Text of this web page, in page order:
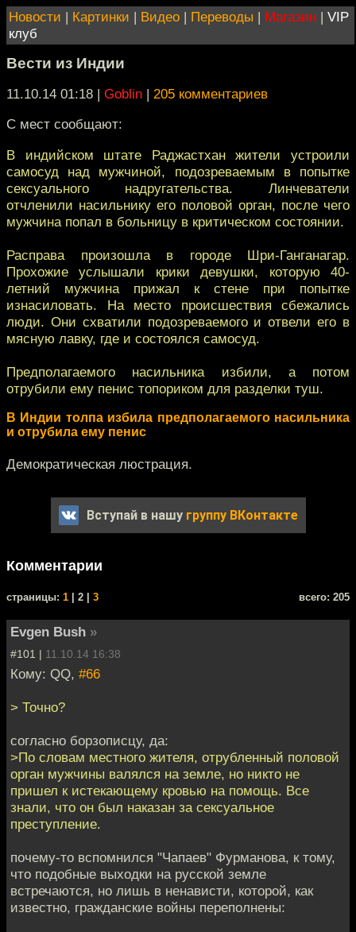
Новости | Картинки | Видео | Переводы | Магазин | VIP
клуб
Вести из Индии
11.10.14 01:18 | Goblin | 205 комментариев
С мест сообщают:
В индийском штате Раджастхан жители устроили
самосуд над мужчиной, подозреваемым в попытке
сексуального надругательства. Линчеватели
отчленили насильнику его половой орган, после чего
мужчина попал в больницу в критическом состоянии.
Расправа произошла в городе Шри-Ганганагар.
Прохожие услышали крики девушки, которую 40-
летний мужчина прижал к стене при попытке
изнасиловать. На место происшествия сбежались
люди. Они схватили подозреваемого и отвели его в
мясную лавку, где и состоялся самосуд.
Предполагаемого насильника избили, а потом
отрубили ему пенис топориком для разделки туш.
В Индии толпа избила предполагаемого насильника
и отрубила ему пенис
Демократическая люстрация.
Вступай в нашу группу ВКонтакте
Комментарии
cтраницы: 1 | 2 | 3 всего: 205
Evgen Bush »
#101 | 11.10.14 16:38
Кому: QQ, #66
> Точно?
согласно борзописцу, да:
>По словам местного жителя, отрубленный половой
орган мужчины валялся на земле, но никто не
пришел к истекающему кровью на помощь. Все
знали, что он был наказан за сексуальное
преступление.
почему-то вспомнился "Чапаев" Фурманова, к тому,
что подобные выходки на русской земле
встречаются, но лишь в ненависти, которой, как
известно, гражданские войны переполнены: